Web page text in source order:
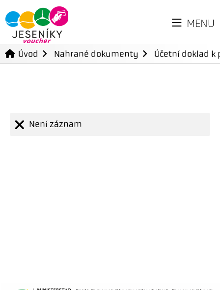
MENU
Úvod Nahrané dokumenty Účetní doklad
Není záznam